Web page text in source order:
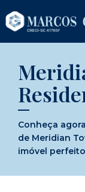
Conheça
de Meridian
imóvel